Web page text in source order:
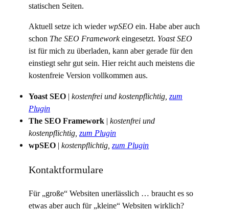
statischen Seiten.
Aktuell setze ich wiederwpSEO ein. Habe aber auch
schon The SEO Frameworkeingesetzt. Yoast SEO
ist für mich zu überladen, kann aber gerade für den
einstiegt sehr gut sein. Hier reicht auch meistens die
kostenfreie Version vollkommen aus.
Yoast SEO | kostenfrei und kostenpflichtig, zum
Plugin
The SEO Framework | kostenfrei und
kostenpflichtig, zum Plugin
wpSEO | kostenpflichtig, zum Plugin
Kontaktformulare
Für „große“ Websiten unerlässlich … braucht es so
etwas aber auch für „kleine“ Websiten wirklich?